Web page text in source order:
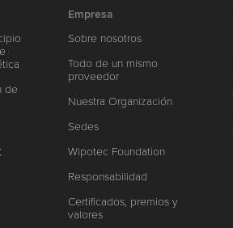
de
Empresa
Sobre nosotros
Todo de un mismo
proveedor
Nuestra Organización
Sedes
Wipotec Foundation
Responsabilidad
Certificados, premios y
valores